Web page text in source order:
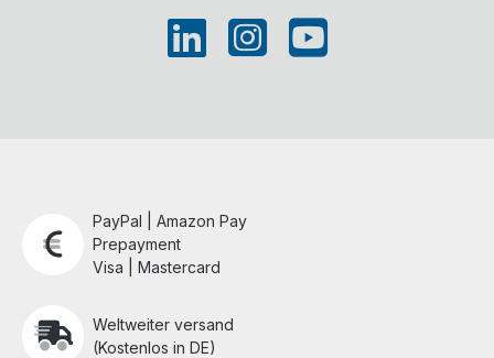
PayPal | Amazon Pay
Prepayment
Visa | Mastercard
Weltweiter versand
(Kostenlos in DE)